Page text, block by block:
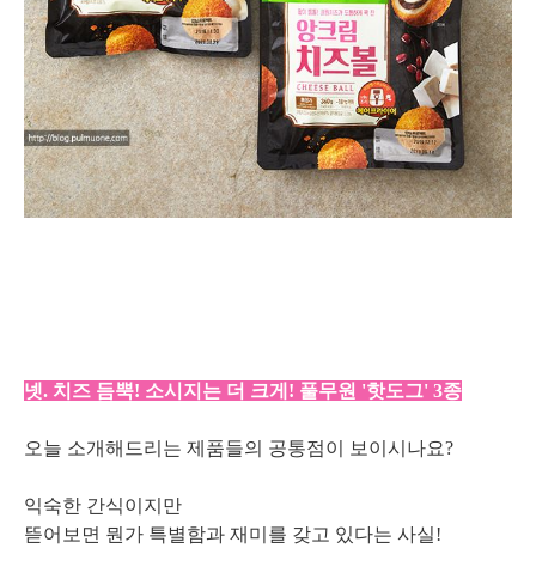
넷. 치즈 듬뿍! 소시지는 더 크게! 풀무원 '핫도그' 3종
오늘 소개해드리는 제품들의 공통점이 보이시나요?
익숙한 간식이지만
뜯어보면 뭔가 특별함과 재미를 갖고 있다는 사실!